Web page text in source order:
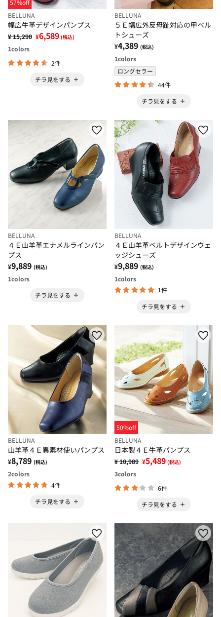
57%off
BELLUNA
幅広牛革デザインパンプス
¥ 15,290 ¥6,589 (税込)
1colors
2件
チラ見をする
BELLUNA
５Ｅ幅広外反母趾対応の甲ベル
トシューズ
¥4,389 (税込)
1colors
ロングセラー
44件
チラ見をする
BELLUNA
４Ｅ山羊革エナメルラインパン
プス
¥9,889 (税込)
1colors
チラ見をする
BELLUNA
４Ｅ山羊革ベルトデザインウェ
ッジシューズ
¥9,889 (税込)
1colors
1件
チラ見をする
BELLUNA
山羊革４Ｅ異素材使いパンプス
¥8,789 (税込)
2colors
4件
チラ見をする
50%off
BELLUNA
日本製４Ｅ牛革パンプス
¥ 10,989 ¥5,489 (税込)
3colors
6件
チラ見をする